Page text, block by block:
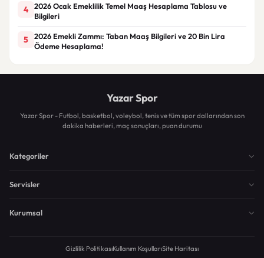
4
2026 Ocak Emeklilik Temel Maaş Hesaplama Tablosu ve
Bilgileri
5
2026 Emekli Zammı: Taban Maaş Bilgileri ve 20 Bin Lira
Ödeme Hesaplama!
Yazar Spor
Yazar Spor - Futbol, basketbol, voleybol, tenis ve tüm spor dallarından son
dakika haberleri, maç sonuçları, puan durumu
Kategoriler
Servisler
Kurumsal
Gizlilik PolitikasıKullanım KoşullarıSite Haritası